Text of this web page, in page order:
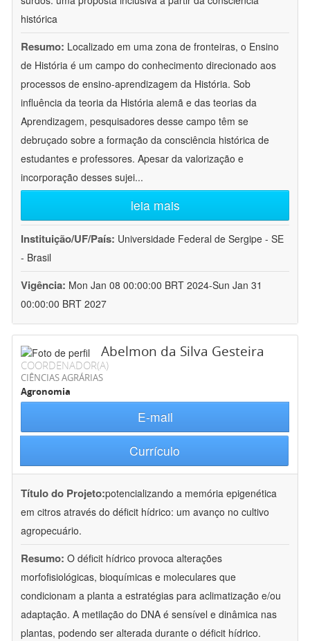
histórica
Resumo: Localizado em uma zona de fronteiras, o Ensino
de História é um campo do conhecimento direcionado aos
processos de ensino-aprendizagem da História. Sob
influência da teoria da História alemã e das teorias da
Aprendizagem, pesquisadores desse campo têm se
debruçado sobre a formação da consciência histórica de
estudantes e professores. Apesar da valorização e
incorporação desses sujei...
leia mais
Instituição/UF/País: Universidade Federal de Sergipe - SE
- Brasil
Vigência: Mon Jan 08 00:00:00 BRT 2024-Sun Jan 31
00:00:00 BRT 2027
Abelmon da Silva Gesteira
COORDENADOR(A)
CIÊNCIAS AGRÁRIAS
Agronomia
E-mail
Currículo
Título do Projeto:potencializando a memória epigenética
em citros através do déficit hídrico: um avanço no cultivo
agropecuário.
Resumo: O déficit hídrico provoca alterações
morfofisiológicas, bioquímicas e moleculares que
condicionam a planta a estratégias para aclimatização e/ou
adaptação. A metilação do DNA é sensível e dinâmica nas
plantas, podendo ser alterada durante o déficit hídrico.